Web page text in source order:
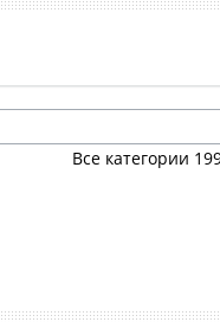
Все категории